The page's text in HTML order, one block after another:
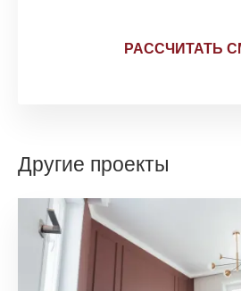
РАССЧИТАТЬ
Другие проекты